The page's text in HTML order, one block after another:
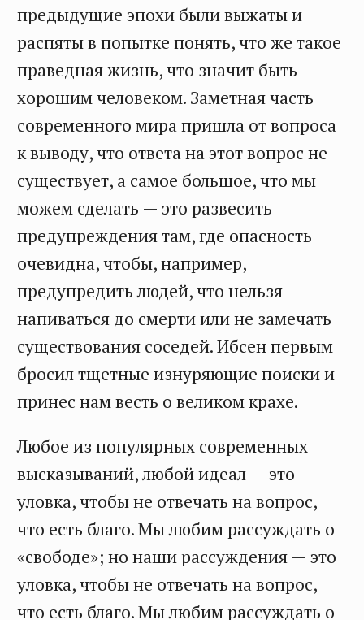
предыдущие эпохи были выжаты и
распяты в попытке понять, что же такое
праведная жизнь, что значит быть
хорошим человеком. Заметная часть
современного мира пришла от вопроса
к выводу, что ответа на этот вопрос не
существует, а самое большое, что мы
можем сделать — это развесить
предупреждения там, где опасность
очевидна, чтобы, например,
предупредить людей, что нельзя
напиваться до смерти или не замечать
существования соседей. Ибсен первым
бросил тщетные изнуряющие поиски и
принес нам весть о великом крахе.
Любое из популярных современных
высказываний, любой идеал — это
уловка, чтобы не отвечать на вопрос,
что есть благо. Мы любим рассуждать о
«свободе»; но наши рассуждения — это
уловка, чтобы не отвечать на вопрос,
что есть благо. Мы любим рассуждать о